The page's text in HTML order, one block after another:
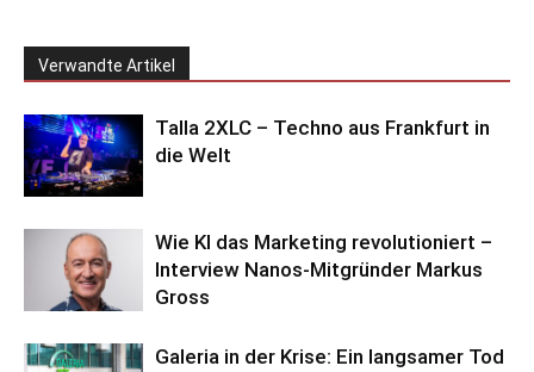
Verwandte Artikel
Talla 2XLC – Techno aus Frankfurt in
die Welt
Wie KI das Marketing revolutioniert –
Interview Nanos-Mitgründer Markus
Gross
Galeria in der Krise: Ein langsamer Tod